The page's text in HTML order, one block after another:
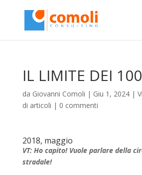
IL LIMITE DEI 100
da Giovanni Comoli | Giu 1, 2024|
di articoli | 0 commenti
2018, maggio
VT: Ho capito! Vuole parlare della
stradale!